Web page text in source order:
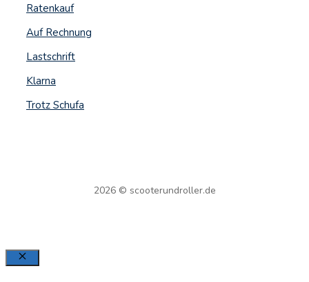
Ratenkauf
Auf Rechnung
Lastschrift
Klarna
Trotz Schufa
2026 © scooterundroller.de
Schließen